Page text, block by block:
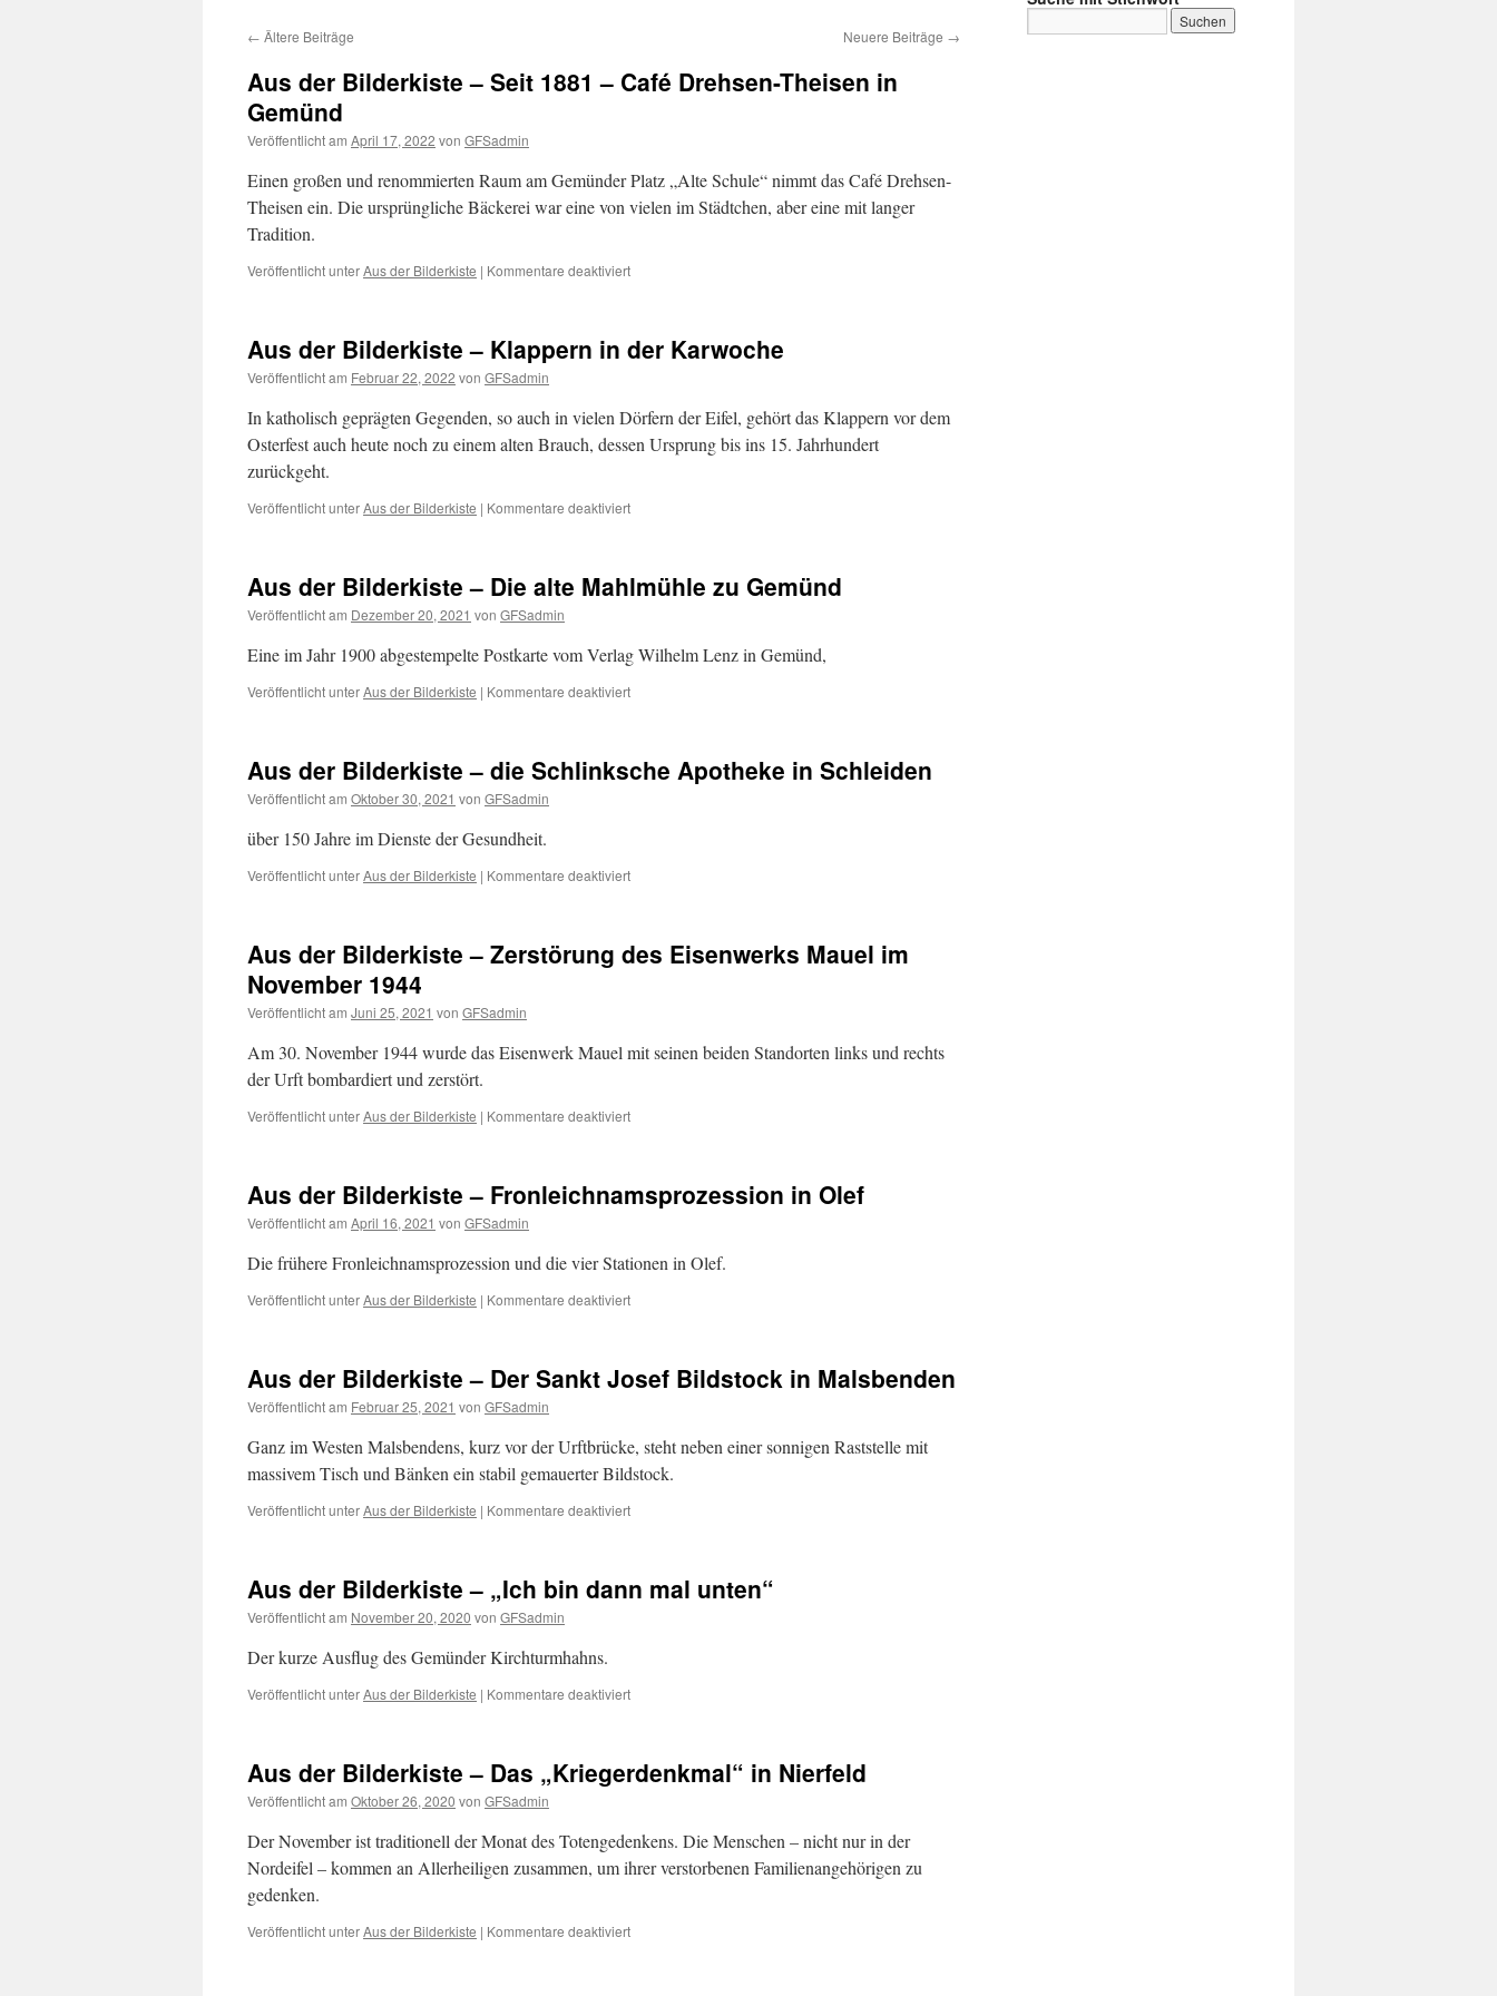
← Ältere Beiträge Neuere Beiträge →
Aus der Bilderkiste – Seit 1881 – Café Drehsen-Theisen in
Gemünd
Veröffentlicht am April 17, 2022 von GFSadmin
Einen großen und renommierten Raum am Gemünder Platz „Alte Schule“ nimmt das Café Drehsen-
Theisen ein. Die ursprüngliche Bäckerei war eine von vielen im Städtchen, aber eine mit langer
Tradition.
Veröffentlicht unterAus der Bilderkiste | Kommentare deaktiviertfür
–
–
Café
Drehsen-
Gemünd
Aus der Bilderkiste – Klappern in der Karwoche
Veröffentlicht am Februar 22, 2022 von GFSadmin
In katholisch geprägten Gegenden, so auch in vielen Dörfern der Eifel, gehört das Klappern vor dem
Osterfest auch heute noch zu einem alten Brauch, dessen Ursprung bis ins 15. Jahrhundert
zurückgeht.
Veröffentlicht unterAus der Bilderkiste | Kommentare deaktiviertfür
der
Karwoche
Aus der Bilderkiste – Die alte Mahlmühle zu Gemünd
Veröffentlicht am Dezember 20, 2021 von GFSadmin
Eine im Jahr 1900 abgestempelte Postkarte vom Verlag Wilhelm Lenz in Gemünd,
Veröffentlicht unterAus der Bilderkiste | Kommentare deaktiviertfür
–
Gemünd
Aus der Bilderkiste – die Schlinksche Apotheke in Schleiden
Veröffentlicht am Oktober 30, 2021 von GFSadmin
über 150 Jahre im Dienste der Gesundheit.
Veröffentlicht unterAus der Bilderkiste | Kommentare deaktiviertfür
–
Schleiden
Aus der Bilderkiste – Zerstörung des Eisenwerks Mauel im
November 1944
Veröffentlicht am Juni 25, 2021 von GFSadmin
Am 30. November 1944 wurde das Eisenwerk Mauel mit seinen beiden Standorten links und rechts
der Urft bombardiert und zerstört.
Veröffentlicht unterAus der Bilderkiste | Kommentare deaktiviertfür
–
Zerstörung
Eisenwerks
Mauel
im
Aus der Bilderkiste – Fronleichnamsprozession in Olef
Veröffentlicht am April 16, 2021 von GFSadmin
Die frühere Fronleichnamsprozession und die vier Stationen in Olef.
Veröffentlicht unterAus der Bilderkiste | Kommentare deaktiviertfür
–
Olef
Aus der Bilderkiste – Der Sankt Josef Bildstock in Malsbenden
Veröffentlicht am Februar 25, 2021 von GFSadmin
Ganz im Westen Malsbendens, kurz vor der Urftbrücke, steht neben einer sonnigen Raststelle mit
massivem Tisch und Bänken ein stabil gemauerter Bildstock.
Veröffentlicht unterAus der Bilderkiste | Kommentare deaktiviertfür
–
in
Aus der Bilderkiste – „Ich bin dann mal unten“
Veröffentlicht am November 20, 2020 von GFSadmin
Der kurze Ausflug des Gemünder Kirchturmhahns.
Veröffentlicht unterAus der Bilderkiste | Kommentare deaktiviertfür
–
dann
mal
unten“
Aus der Bilderkiste – Das „Kriegerdenkmal“ in Nierfeld
Veröffentlicht am Oktober 26, 2020 von GFSadmin
Der November ist traditionell der Monat des Totengedenkens. Die Menschen – nicht nur in der
Nordeifel – kommen an Allerheiligen zusammen, um ihrer verstorbenen Familienangehörigen zu
gedenken.
Veröffentlicht unterAus der Bilderkiste | Kommentare deaktiviertfür